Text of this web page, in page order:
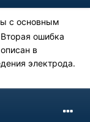
с основным
ошибка
в
электрода.